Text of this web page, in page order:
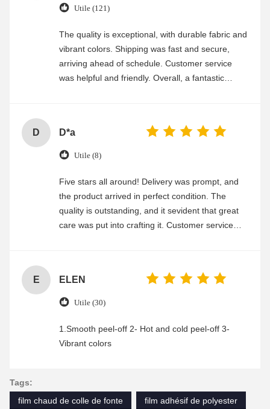
Utile (121)
The quality is exceptional, with durable fabric and
vibrant colors. Shipping was fast and secure,
arriving ahead of schedule. Customer service
was helpful and friendly. Overall, a fantastic
D D*a
Utile (8)
Five stars all around! Delivery was prompt, and
the product arrived in perfect condition. The
quality is outstanding, and it sevident that great
care was put into crafting it. Customer service
E ELEN
Utile (30)
1.Smooth peel-off 2- Hot and cold peel-off 3-
Vibrant colors
Tags:
film chaud de colle de fonte
film adhésif de polyester